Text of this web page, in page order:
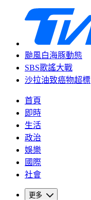
颱風白海豚動態
SBS歌謠大戰
沙拉油致癌物超標
首頁
即時
生活
政治
娛樂
國際
社會
更多